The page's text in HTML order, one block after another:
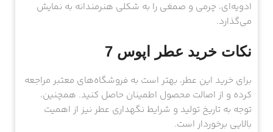
ادویه‌ای، چرمی و صمغی را به شکلی هنرمندانه به نمایش
می‌گذارد.
نکات خرید عطر اپوس 7
برای خرید این عطر، بهتر است به فروشگاه‌های معتبر مراجعه
کرده و از اصالت محصول اطمینان حاصل کنید. همچنین،
توجه به تاریخ تولید و شرایط نگهداری عطر نیز از اهمیت
بالایی برخوردار است.